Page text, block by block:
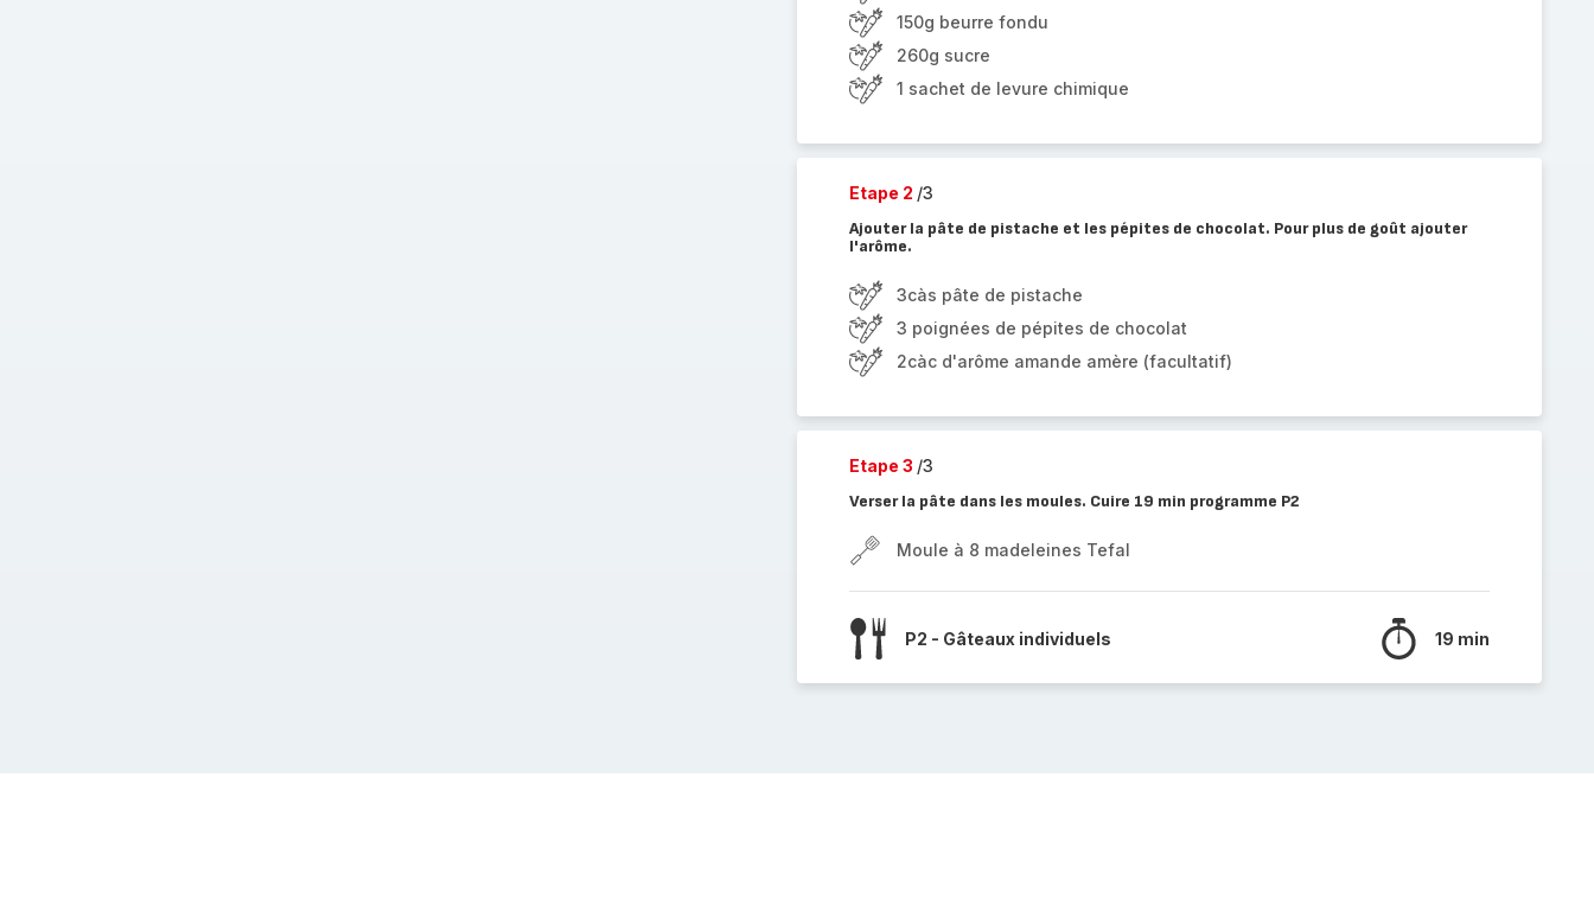
150g beurre fondu
260g sucre
1 sachet de levure chimique
Etape 2 /3
Ajouter la pâte de pistache et les pépites de chocolat. Pour plus de goût ajouter
l'arôme.
3càs pâte de pistache
3 poignées de pépites de chocolat
2càc d'arôme amande amère (facultatif)
Etape 3 /3
Verser la pâte dans les moules. Cuire 19 min programme P2
Moule à 8 madeleines Tefal
P2 - Gâteaux individuels 19 min